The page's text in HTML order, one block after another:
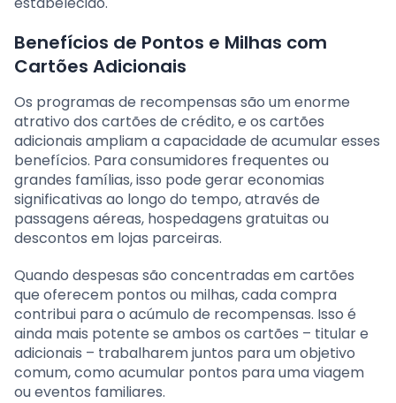
Benefícios de Pontos e Milhas com
Cartões Adicionais
Os programas de recompensas são um enorme
atrativo dos cartões de crédito, e os cartões
adicionais ampliam a capacidade de acumular esses
benefícios. Para consumidores frequentes ou
grandes famílias, isso pode gerar economias
significativas ao longo do tempo, através de
passagens aéreas, hospedagens gratuitas ou
descontos em lojas parceiras.
Quando despesas são concentradas em cartões
que oferecem pontos ou milhas, cada compra
contribui para o acúmulo de recompensas. Isso é
ainda mais potente se ambos os cartões – titular e
adicionais – trabalharem juntos para um objetivo
comum, como acumular pontos para uma viagem
ou eventos familiares.